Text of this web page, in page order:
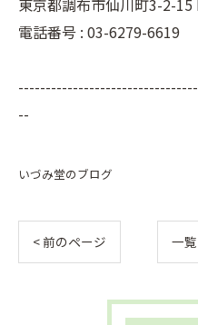
東京都調布市仙川町3-2-15
電話番号 : 03-6279-6619
--
いづみ堂のブログ
< 前のページ 一